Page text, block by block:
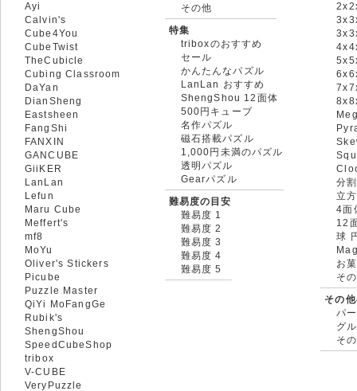
Ayi
Calvin's
Cube4You
CubeTwist
TheCubicle
Cubing Classroom
DaYan
DianSheng
Eastsheen
FangShi
FANXIN
GANCUBE
GiiKER
LanLan
Lefun
Maru Cube
Meffert's
mf8
MoYu
Oliver's Stickers
Picube
Puzzle Master
QiYi MoFangGe
Rubik's
ShengShou
SpeedCubeShop
tribox
V-CUBE
VeryPuzzle
その他
特集
triboxのおすすめ
セール
かんたんなパズル
LanLan おすすめ
ShengShou 12面体
500円キューブ
名作パズル
磁石搭載パズル
1,000円未満のパズル
透明パズル
Gearパズル
難易度の目安
難易度 1
難易度 2
難易度 3
難易度 4
難易度 5
分
立
4面
12
球
お
そ
その
パ
グ
そ